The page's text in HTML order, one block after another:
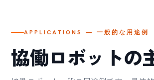
APPLICATIONS — 一般的な用途例
協働ロボットの